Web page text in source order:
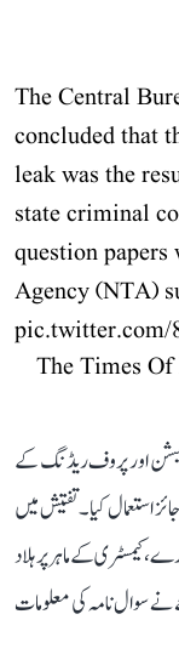
The Central
concluded that
leak was the
state criminal
question
Agency (NTA)
pic.twitter.com/
اور پروف ریڈنگ کے
استعمال کیا۔ تفتیش میں
کیمسٹری کے ماہر پرہلاد
نے سوال نامہ کی معلومات